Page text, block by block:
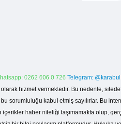
0262 606 0 726 Telegram: @karabul
hizmet vermektedir. Bu nedenle,
sorumluluğu kabul etmiş sayılırlar. Bu
içerikler haber niteliği taşımamakta olup,